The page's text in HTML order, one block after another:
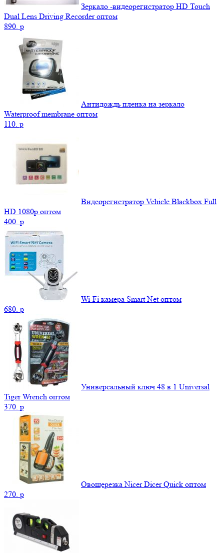
Зеркало -видеорегистратор HD Touch
Dual Lens Driving Recorder оптом
890. p
Антидождь пленка на зеркало
Waterproof membrane оптом
110. p
Видеорегистратор Vehicle Blackbox Full
HD 1080p оптом
400. p
Wi-Fi камера Smart Net оптом
680. p
Универсальный ключ 48 в 1 Universal
Tiger Wrench оптом
370. p
Овощерезка Nicer Dicer Quick оптом
270. p